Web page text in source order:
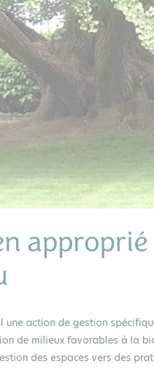
approprié
action de gestion
de milieux favorables à la
des espaces vers des